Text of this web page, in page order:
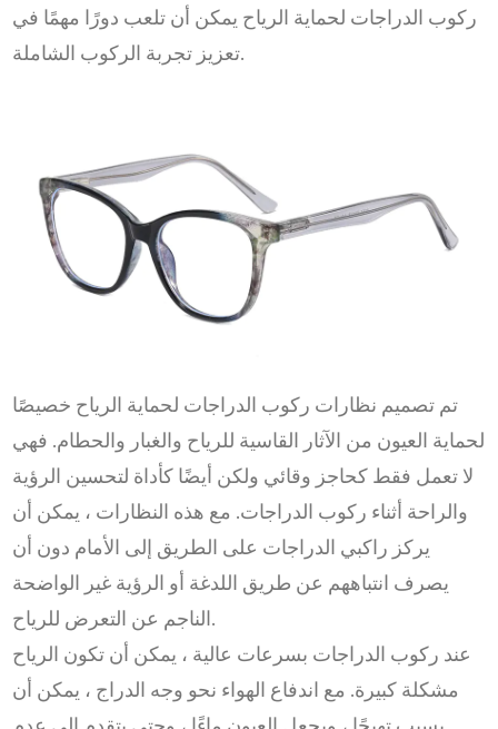
ركوب الدراجات لحماية الرياح يمكن أن تلعب دورًا مهمًا في
تعزيز تجربة الركوب الشاملة.
تم تصميم نظارات ركوب الدراجات لحماية الرياح خصيصًا
لحماية العيون من الآثار القاسية للرياح والغبار والحطام. فهي
لا تعمل فقط كحاجز وقائي ولكن أيضًا كأداة لتحسين الرؤية
والراحة أثناء ركوب الدراجات. مع هذه النظارات ، يمكن أن
يركز راكبي الدراجات على الطريق إلى الأمام دون أن
يصرف انتباههم عن طريق اللدغة أو الرؤية غير الواضحة
الناجم عن التعرض للرياح.
عند ركوب الدراجات بسرعات عالية ، يمكن أن تكون الرياح
مشكلة كبيرة. مع اندفاع الهواء نحو وجه الدراج ، يمكن أن